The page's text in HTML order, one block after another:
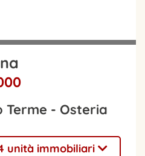
Terme - Osteria
unità immobiliari